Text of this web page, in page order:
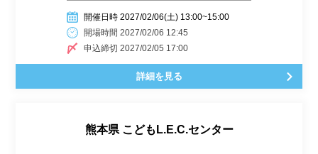
開催日時 2027/02/06(土) 13:00~15:00
開場時間 2027/02/06 12:45
申込締切 2027/02/05 17:00
詳細を見る
熊本県 こどもL.E.C.センター